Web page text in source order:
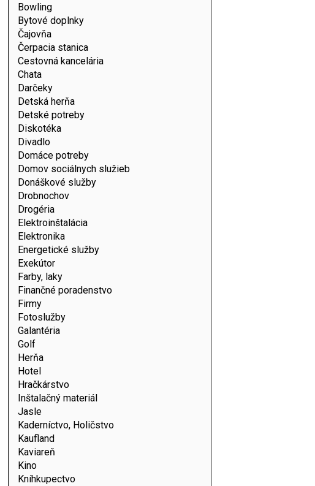
Bowling
Bytové doplnky
Čajovňa
Čerpacia stanica
Cestovná kancelária
Chata
Darčeky
Detská herňa
Detské potreby
Diskotéka
Divadlo
Domáce potreby
Domov sociálnych služieb
Donáškové služby
Drobnochov
Drogéria
Elektroinštalácia
Elektronika
Energetické služby
Exekútor
Farby, laky
Finančné poradenstvo
Firmy
Fotoslužby
Galantéria
Golf
Herňa
Hotel
Hračkárstvo
Inštalačný materiál
Jasle
Kaderníctvo, Holičstvo
Kaufland
Kaviareň
Kino
Kníhkupectvo